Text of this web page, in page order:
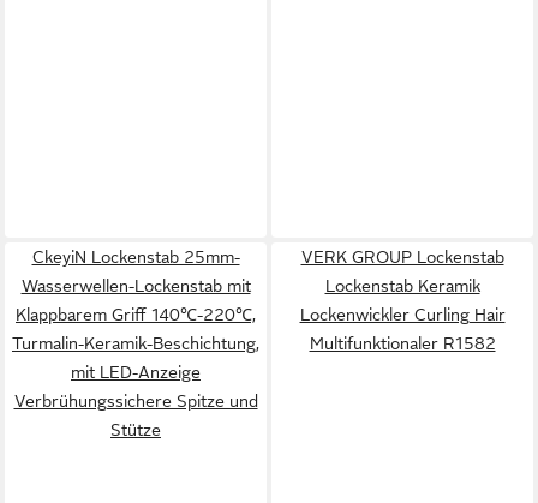
CkeyiN Lockenstab 25mm-
Wasserwellen-Lockenstab mit
Klappbarem Griff 140℃-220℃,
Turmalin-Keramik-Beschichtung,
mit LED-Anzeige
Verbrühungssichere Spitze und
Stütze
VERK GROUP Lockenstab
Lockenstab Keramik
Lockenwickler Curling Hair
Multifunktionaler R1582